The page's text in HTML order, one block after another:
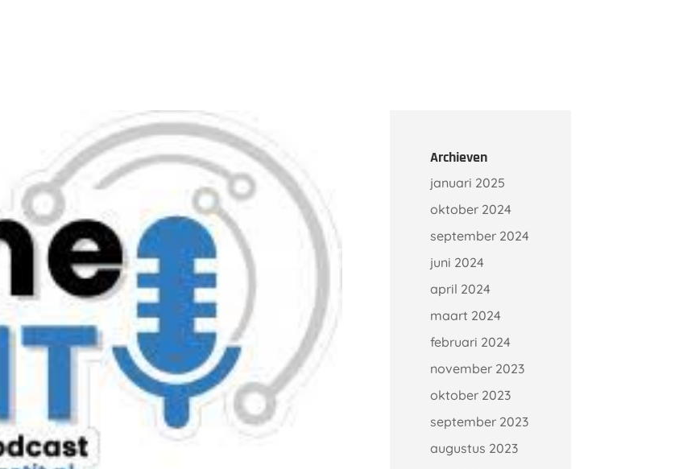
Archieven
januari 2025
oktober 2024
september 2024
juni 2024
april 2024
maart 2024
februari 2024
november 2023
oktober 2023
september 2023
augustus 2023